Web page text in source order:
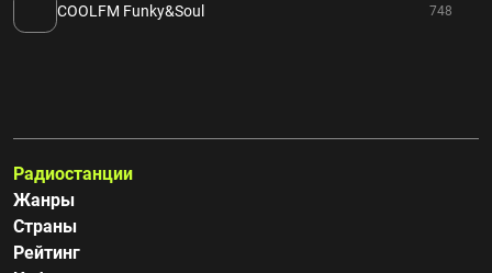
COOLFM Funky&Soul 748
Радиостанции
Жанры
Страны
Рейтинг